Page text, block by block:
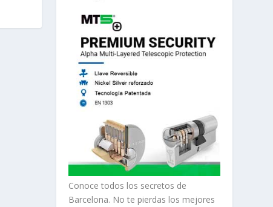
Conoce todos los secretos de
Barcelona. No te pierdas los mejores